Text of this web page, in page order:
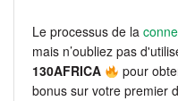
Le processus de la
mais n’oubliez pas
130AFRICA
pour
bonus sur votre premier